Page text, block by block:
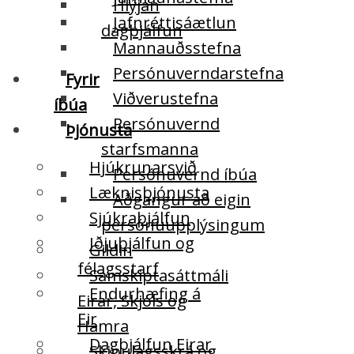
Jafnréttisáætlun
Mannauðsstefna
Persónuverndarstefna
Viðverustefna
Persónuvernd
starfsmanna
Persónuvernd íbúa
Aðgangur að eigin
persónuupplýsingum
Gildin
Samskiptasáttmáli
Eirar, Skjóls og
Hamra
Hlýjan
dagþjálfun
Fyrir
íbúa
Þjónusta
Hjúkrunarsvið
Læknisþjónusta
Sjúkraþjálfun
Iðjuþjálfun og
félagsstarf
Endurhæfing á
Eir
Dagþjálfun Eirar